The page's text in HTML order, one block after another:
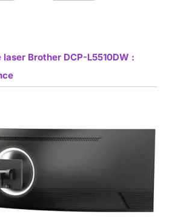
Brother DCP-L5510DW :